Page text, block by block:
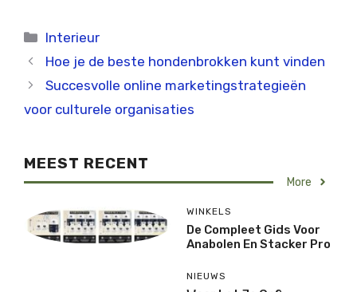
Categorieën
Interieur
Hoe je de beste hondenbrokken kunt vinden
Succesvolle online marketingstrategieën
voor culturele organisaties
MEEST RECENT
More
WINKELS
De Compleet Gids Voor
Anabolen En Stacker Pro
NIEUWS